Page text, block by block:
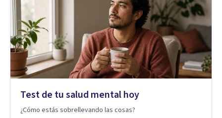
Test de tu salud mental hoy
¿Cómo estás sobrellevando las cosas?